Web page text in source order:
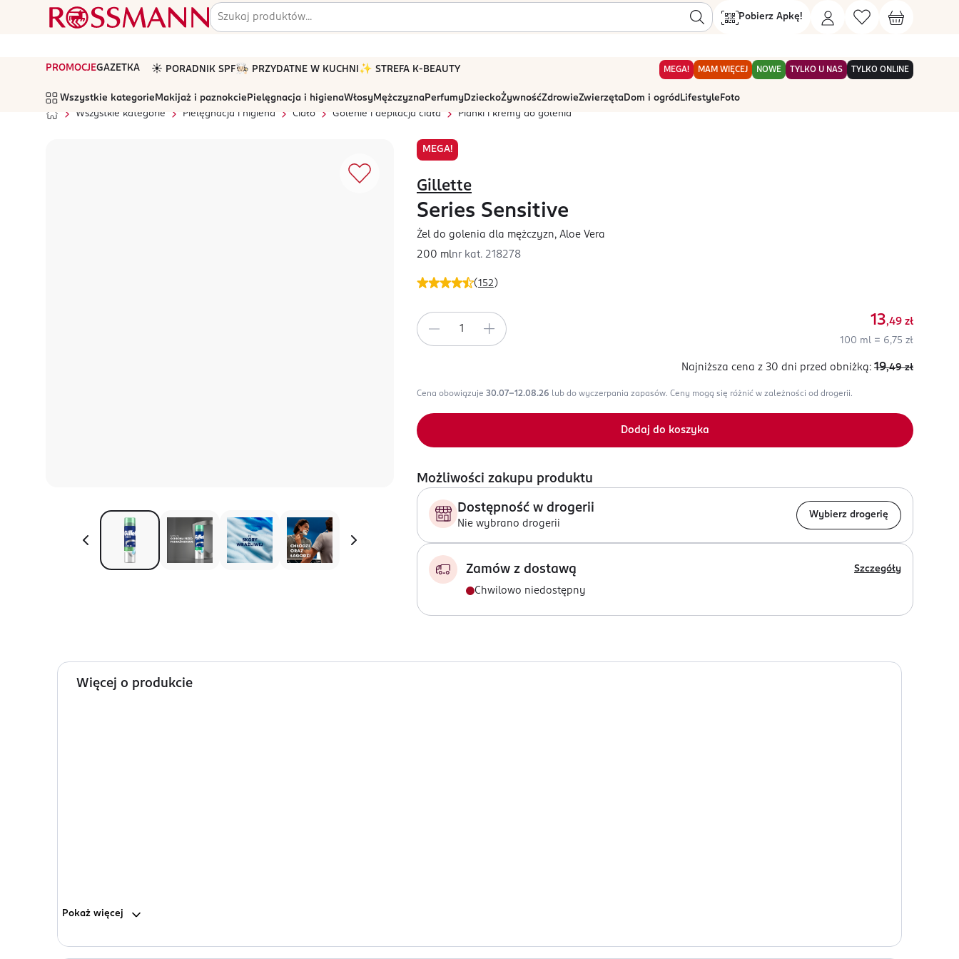
Pobierz Apkę!
PROMOCJEGAZETKA ☀️ PORADNIK SPF🧑🏻‍🍳 PRZYDATNE W KUCHNI ✨ STREFA K-BEAUTY MEGA! MAM WIĘCEJ NOWE TYLKO U NAS TYLKO ONLINE
Wszystkie kategorie Makijaż i paznokcie Pielęgnacja i higienaWłosyMężczyznaPerfumyDzieckoŻywnośćZdrowieZwierzętaDom i ogród Lifestyle Foto
Wszystkie kategorie
Pielęgnacja i higiena Ciało Golenie i depilacja ciała Pianki i kremy do golenia
MEGA!
(152 )
Gillette
Series Sensitive
Żel do golenia dla mężczyzn, Aloe Vera
200 mlnr kat. 218278
13,49 zł
100 ml = 6,75 zł
Najniższa cena z 30 dni przed obniżką: 19,49 zł
Cena obowiązuje 30.07-12.08.26 lub do wyczerpania zapasów. Ceny mogą się różnić w zależności od drogerii.
Dodaj do koszyka
Możliwości zakupu produktu
Dostępność w drogerii
Nie wybrano drogerii
Wybierz drogerię
Zamów z dostawą Szczegóły
Chwilowo niedostępny
Więcej o produkcie
Pokaż więcej